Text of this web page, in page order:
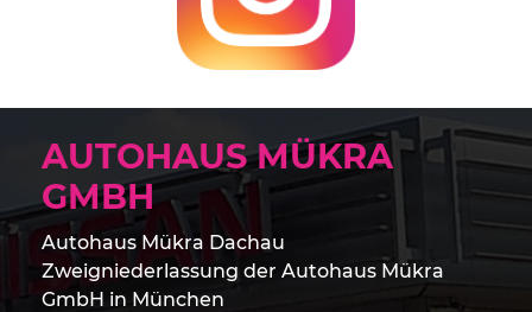
AUTOHAUS MÜKRA
GMBH
Autohaus Mükra Dachau
Zweigniederlassung der Autohaus Mükra
GmbH in München